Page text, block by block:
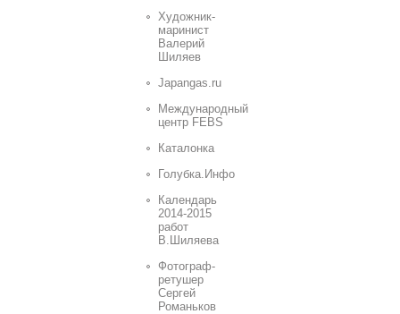
Художник-
маринист
Валерий
Шиляев
Japangas.ru
Международный
центр FEBS
Каталонка
Голубка.Инфо
Календарь
2014-2015
работ
В.Шиляева
Фотограф-
ретушер
Сергей
Романьков